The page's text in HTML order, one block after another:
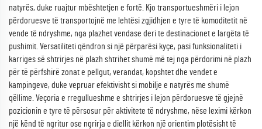
natyrës, duke ruajtur mbështetjen e fortë. Kjo transportueshmëri i lejon
përdoruesve të transportojnë me lehtësi zgjidhjen e tyre të komoditetit në
vende të ndryshme, nga plazhet vendase deri te destinacionet e largëta të
pushimit. Versatiliteti qëndron si një përparësi kyçe, pasi funksionaliteti i
karriges së shtrirjes në plazh shtrihet shumë më tej nga përdorimi në plazh
për të përfshirë zonat e pellgut, verandat, kopshtet dhe vendet e
kampingeve, duke vepruar efektivisht si mobilje e natyrës me shumë
qëllime. Veçoria e rregullueshme e shtrirjes i lejon përdoruesve të gjejnë
pozicionin e tyre të përsosur për aktivitete të ndryshme, nëse leximi kërkon
një kënd të ngritur ose ngrirja e diellit kërkon një orientim plotësisht të